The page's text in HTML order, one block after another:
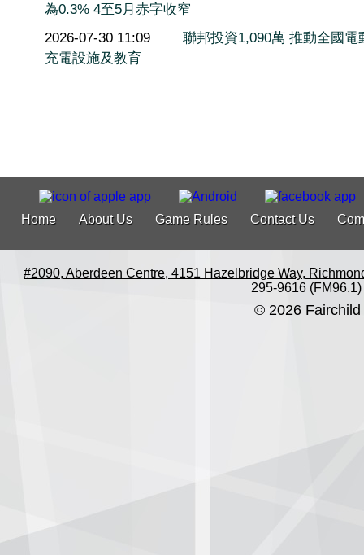
為0.3% 4至5月赤字收窄
2026-07-30 11:09
聯邦投資1,090萬 推動全國電
充電設施及教育
Home About Us Game Rules Contact Us
#2090, Aberdeen Centre, 4151 Hazelbridge Way,
295-9616 (FM96.1)
© 2026 Fairchild